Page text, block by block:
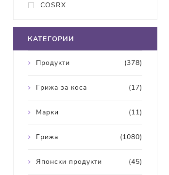
COSRX
КАТЕГОРИИ
(378)
Продукти
(17)
Грижа за коса
(11)
Марки
(1080)
Грижа
(45)
Японски продукти